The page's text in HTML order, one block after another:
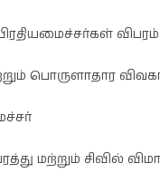
விபரம்
பொருளாதார
மற்றும்